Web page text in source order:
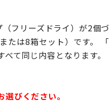
フリーズドライ）が2個
たは8箱セット）です。
て同じ内容となります。
びください。